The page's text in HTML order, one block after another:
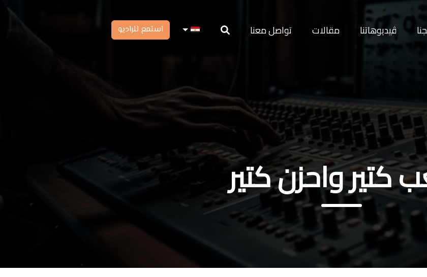
ڤيديوهاتنا مقالات تواصل معنا استمع للراديو
كتير واحزن كتير